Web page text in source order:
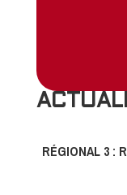
RÉGIONAL 3 :